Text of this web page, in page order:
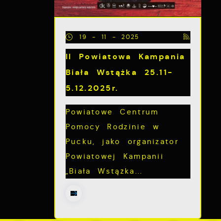
19 - 11 - 2025
II Powiatowa Kampania
Biała Wstążka 25.11-
5.12.2025r.
Powiatowe Centrum
Pomocy Rodzinie w
Pucku, jako organizator
Powiatowej Kampanii
„Biała Wstążka...